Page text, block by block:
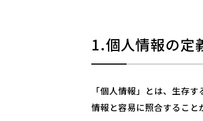
1.個人情報の定
「個人情報」とは、生存
情報と容易に照合すること